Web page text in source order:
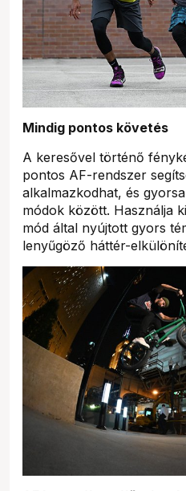
Mindig pontos követés
A keresővel történő
pontos AF-rendszer
alkalmazkodhat, és
módok között. Használja
mód által nyújtott gyors
lenyűgöző háttér-